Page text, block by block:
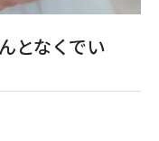
となくでい